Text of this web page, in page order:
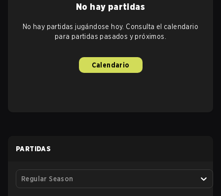
No hay partidas
No hay partidas jugándose hoy. Consulta el calendario
para partidas pasados y próximos.
Calendario
PARTIDAS
Regular Season